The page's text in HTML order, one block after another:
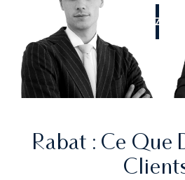
APPELEZ-
Rabat : Ce Que